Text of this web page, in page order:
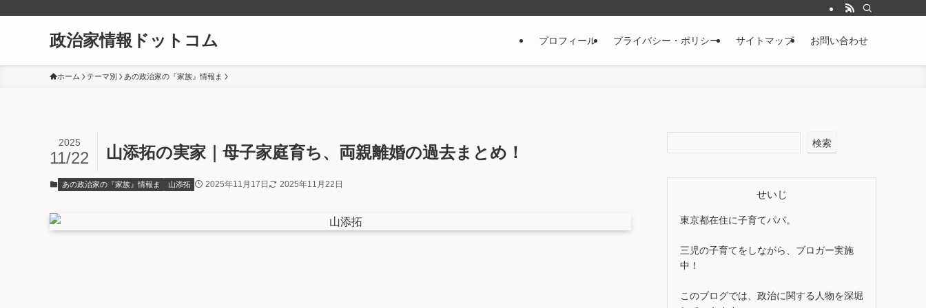
政治家情報ドットコム プロフィール プライバシー・ポリシー サイトマップ お問い合わせ
ホーム テーマ別 あの政治家の『家族』情報ま
山添拓の実家｜母子家庭育ち、両親離婚の過去まとめ！
2025
11/22
あの政治家の『家族』情報ま 山添拓 2025年11月17日 2025年11月22日
検索
せいじ
東京都在住に子育てパパ。
三児の子育てをしながら、ブロガー実施
中！
このブログでは、政治に関する人物を深堀